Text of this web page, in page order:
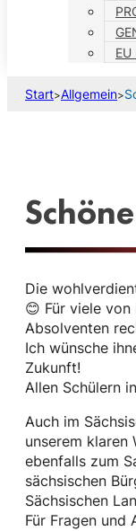
EU
Start>Allgemein>
Die
😊 Für viele
Absolventen
Ich wünsche
Zukunft!
Allen Schülern
Auch im
unserem klaren
ebenfalls zum
sächsischen
Sächsischen
Für Fragen